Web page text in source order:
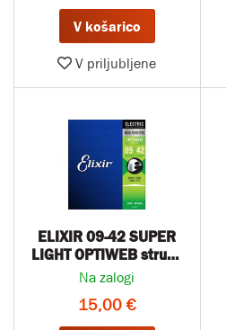
V košarico
V priljubljene
ELIXIR 09-42 SUPER
LIGHT OPTIWEB strune
za električno kitaro
Na zalogi
15,00 €